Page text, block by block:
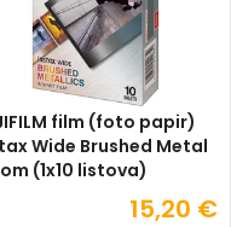
film (foto papir)
Wide Brushed Metal
(1x10 listova)
15,20 €